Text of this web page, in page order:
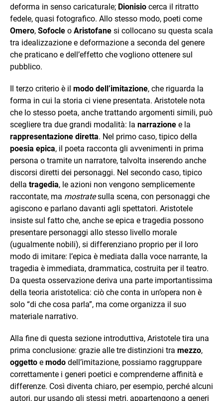
deforma in senso caricaturale; Dionisio cerca il ritratto
fedele, quasi fotografico. Allo stesso modo, poeti come
Omero, Sofocle o Aristofane si collocano su questa scala
tra idealizzazione e deformazione a seconda del genere
che praticano e dell’effetto che vogliono ottenere sul
pubblico.
Il terzo criterio è il modo dell’imitazione, che riguarda la
forma in cui la storia ci viene presentata. Aristotele nota
che lo stesso poeta, anche trattando argomenti simili, può
scegliere tra due grandi modalità: la narrazione e la
rappresentazione diretta. Nel primo caso, tipico della
poesia epica, il poeta racconta gli avvenimenti in prima
persona o tramite un narratore, talvolta inserendo anche
discorsi diretti dei personaggi. Nel secondo caso, tipico
della tragedia, le azioni non vengono semplicemente
raccontate, ma mostratesulla scena, con personaggi che
agiscono e parlano davanti agli spettatori. Aristotele
insiste sul fatto che, anche se epica e tragedia possono
presentare personaggi allo stesso livello morale
(ugualmente nobili), si differenziano proprio per il loro
modo di imitare: l’epica è mediata dalla voce narrante, la
tragedia è immediata, drammatica, costruita per il teatro.
Da questa osservazione deriva una parte importantissima
della teoria aristotelica: ciò che conta in un’opera non è
solo “di che cosa parla”, ma come organizza il suo
materiale narrativo.
Alla fine di questa sezione introduttiva, Aristotele tira una
prima conclusione: grazie alle tre distinzioni tra mezzo,
oggetto e modo dell’imitazione, possiamo raggruppare
correttamente i generi poetici e comprenderne affinità e
differenze. Così diventa chiaro, per esempio, perché alcuni
autori, pur usando gli stessi metri, appartengono a generi